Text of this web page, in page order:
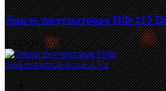
Эмаль полуматовая ПФ-115
1 499,00 руб.